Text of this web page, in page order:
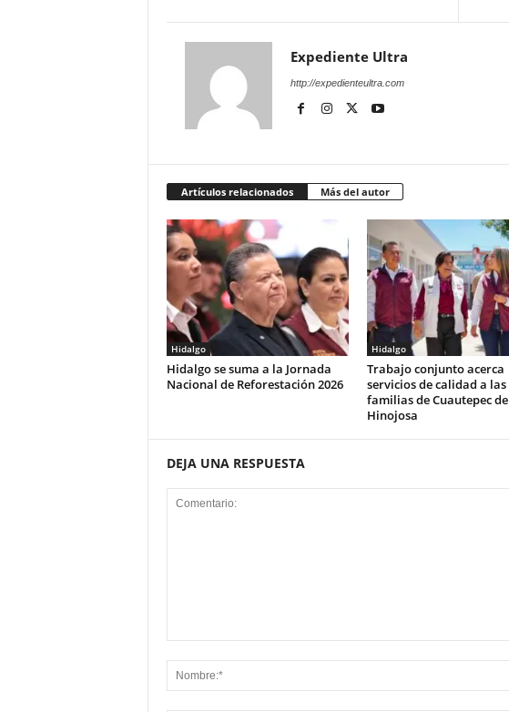
Expediente Ultra
http://expedienteultra.com
Artículos relacionados Más del autor
Hidalgo
Hidalgo se suma a la Jornada
Nacional de Reforestación 2026
Hidalgo
Trabajo conjunto acerca
servicios de calidad a las
familias de Cuautepec de
Hinojosa
DEJA UNA RESPUESTA